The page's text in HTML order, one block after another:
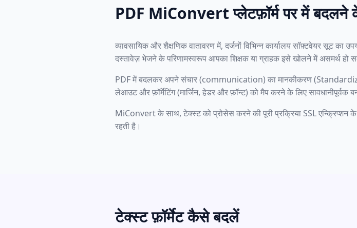
PDF MiConvert प्लेटफ़ॉर्म पर में बदलने
व्यावसायिक और शैक्षणिक वातावरण में, दर्जनों विभिन्न कार्यालय सॉफ़्टवेयर सूट
दस्तावेज़ भेजने के परिणामस्वरूप आपका शिक्षक या ग्राहक इसे खोलने में असमर्थ हो
PDF में बदलकर अपने संचार (communication) का मानकीकरण
लेआउट और फ़ॉर्मेटिंग (मार्जिन, हेडर और फ़ॉन्ट) को मैप करने के लिए सावधानीपूर्वक
MiConvert के साथ, टेक्स्ट को प्रोसेस करने की पूरी प्रक्रिया SSL एन्क्रिप्शन
रहती है।
टेक्स्ट फ़ॉर्मेट कैसे बदलें